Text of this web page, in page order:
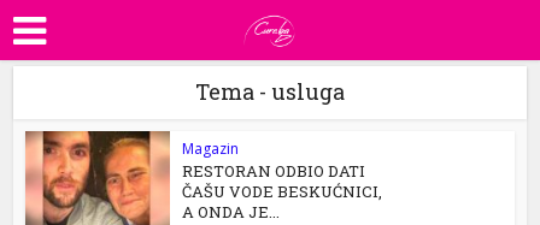
Tema - usluga
Magazin
RESTORAN ODBIO DATI
ČAŠU VODE BESKUĆNICI,
A ONDA JE...